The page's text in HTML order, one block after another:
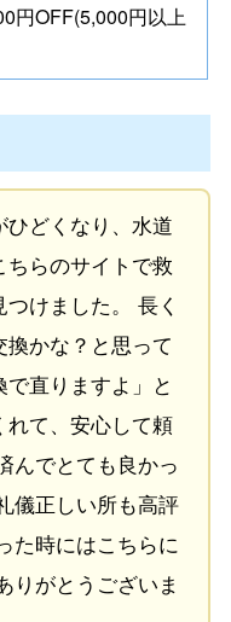
円OFF(5,000円以上
どくなり、水道
らのサイトで救
けました。 長く
かな？と思って
直りますよ」と
て、安心して頼
んでとても良かっ
儀正しい所も高評
た時にはこちらに
りがとうございま